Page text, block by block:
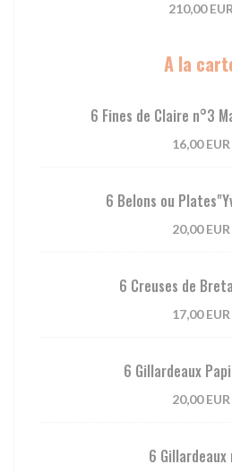
210,00 EUR
A la
6 Fines de Claire n°3
16,00 EUR
6 Belons ou
20,00 EUR
6 Creuses de
17,00 EUR
6 Gillardeaux
20,00 EUR
6 Gillardeaux